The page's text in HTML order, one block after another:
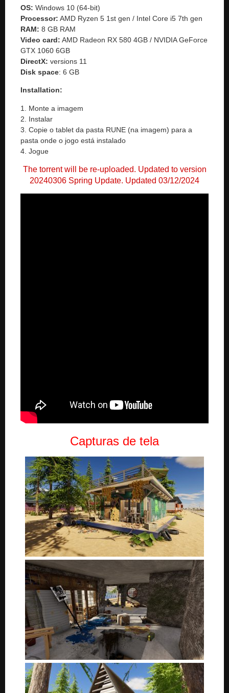
OS: Windows 10 (64-bit)
Processor: AMD Ryzen 5 1st gen / Intel Core i5 7th gen
RAM: 8 GB RAM
Video card: AMD Radeon RX 580 4GB / NVIDIA GeForce
GTX 1060 6GB
DirectX: versions 11
Disk space: 6 GB
Installation:
1. Monte a imagem
2. Instalar
3. Copie o tablet da pasta RUNE (na imagem) para a
pasta onde o jogo está instalado
4. Jogue
The torrent will be re-uploaded. Updated to version
20240306 Spring Update. Updated 03/12/2024
Capturas de tela